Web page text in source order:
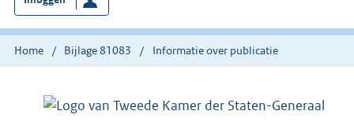
nu
hier:
Home Bijlage 81083 Informatie over publicatie